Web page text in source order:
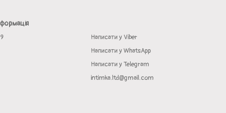
Написати у Viber
Написати у WhatsApp
Написати у Telegram
intimka.ltd@gmail.com